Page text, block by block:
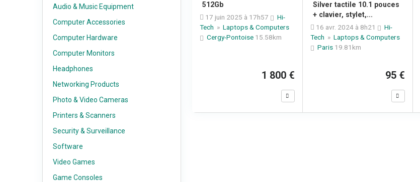
Audio & Music Equipment
Computer Accessories
Computer Hardware
Computer Monitors
Headphones
Networking Products
Photo & Video Cameras
Printers & Scanners
Security & Surveillance
Software
Video Games
Game Consoles
512Gb
17 juin 2025 à 17h57
Hi-
Tech » Laptops & Computers
Cergy-Pontoise 15.58km
1 800 €
Silver tactile 10.1 pouces
+ clavier, stylet,...
16 avr. 2024 à 8h21
Hi-
Tech » Laptops & Computers
Paris 19.81km
95 €